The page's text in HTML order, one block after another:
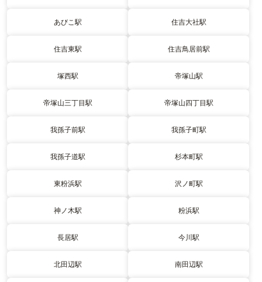
あびこ駅 住吉大社駅
住吉東駅 住吉鳥居前駅
塚西駅 帝塚山駅
帝塚山三丁目駅 帝塚山四丁目駅
我孫子前駅 我孫子町駅
我孫子道駅 杉本町駅
東粉浜駅 沢ノ町駅
神ノ木駅 粉浜駅
長居駅 今川駅
北田辺駅 南田辺駅